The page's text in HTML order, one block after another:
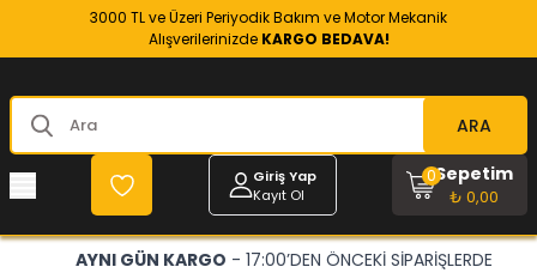
3000 TL ve Üzeri Periyodik Bakım ve Motor Mekanik
Alışverilerinizde KARGO BEDAVA!
ARA
Giriş Yap
Kayıt Ol
Sepetim
₺ 0,00
0
AYNI GÜN KARGO - 17:00’DEN ÖNCEKİ SİPARİŞLERDE